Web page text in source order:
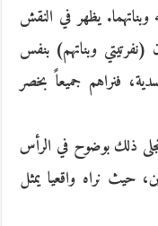
يظهر في النقش
وبناتهم) بنفس
فنراهم جميعاً بخصر
ذلك بوضوح في الرأس
حيث نراه واقعيا يمثل